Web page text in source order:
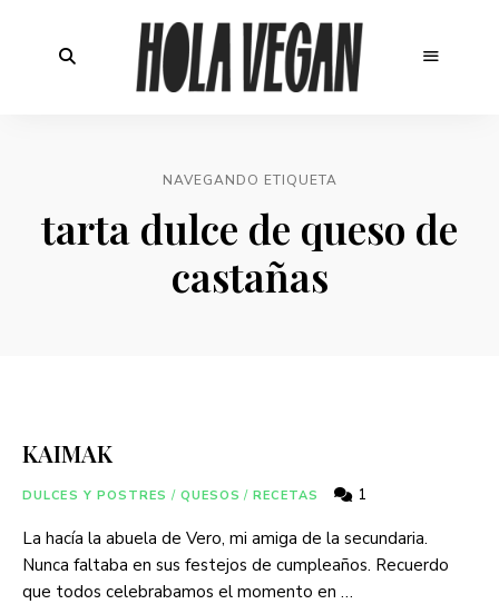
NAVEGANDO ETIQUETA
tarta dulce de queso de
castañas
KAIMAK
DULCES Y POSTRES / QUESOS / RECETAS 1
La hacía la abuela de Vero, mi amiga de la secundaria.
Nunca faltaba en sus festejos de cumpleaños. Recuerdo
que todos celebrabamos el momento en …